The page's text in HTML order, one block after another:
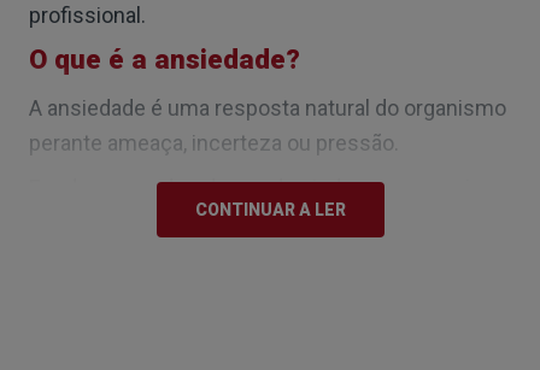
profissional.
O que é a ansiedade?
A ansiedade é uma resposta natural do organismo
perante ameaça, incerteza ou pressão.
Em doses moderadas, pode ajudar-nos a reagir e a
resolver problemas. No entanto, quando a
CONTINUAR A LER